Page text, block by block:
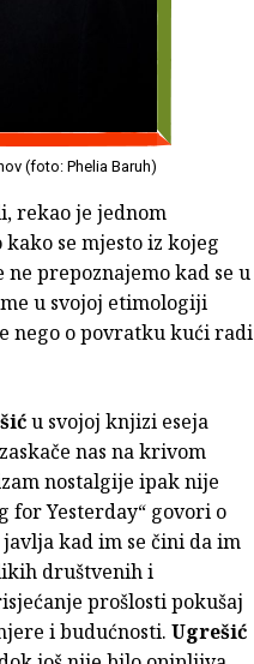
(foto: Phelia Baruh)
rekao je jednom
se mjesto iz kojeg
prepoznajemo kad se u
u svojoj etimologiji
nego o povratku kući radi
u svojoj knjizi eseja
nas na krivom
nostalgije ipak nije
for Yesterday“ govori o
kad im se čini da im
društvenih i
prošlosti pokušaj
i budućnosti. Ugrešić